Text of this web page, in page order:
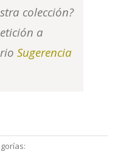
colección?
a
Sugerencia